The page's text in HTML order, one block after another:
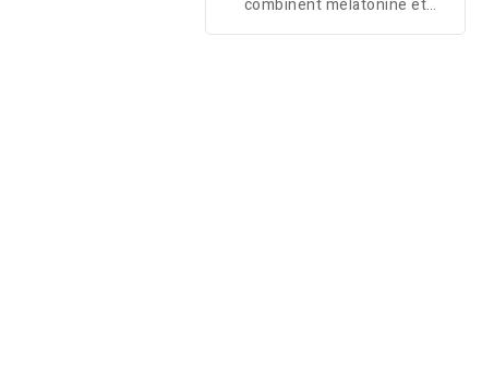
combinent mélatonine et
plantes relaxantes pour réduire